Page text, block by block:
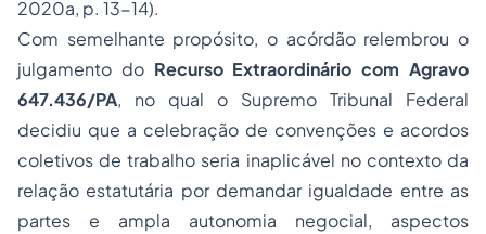
2020a, p. 13-14).
Com semelhante propósito, o acórdão relembrou o
julgamento do Recurso Extraordinário com Agravo
647.436/PA, no qual o Supremo Tribunal Federal
decidiu que a celebração de convenções e acordos
coletivos de trabalho seria inaplicável no contexto da
relação estatutária por demandar igualdade entre as
partes e ampla autonomia negocial, aspectos